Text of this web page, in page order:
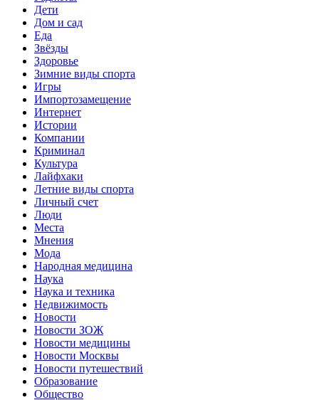
Дети
Дом и сад
Еда
Звёзды
Здоровье
Зимние виды спорта
Игры
Импортозамещение
Интернет
Истории
Компании
Криминал
Культура
Лайфхаки
Летние виды спорта
Личный счет
Люди
Места
Мнения
Мода
Народная медицина
Наука
Наука и техника
Недвижимость
Новости
Новости ЗОЖ
Новости медицины
Новости Москвы
Новости путешествий
Образование
Общество